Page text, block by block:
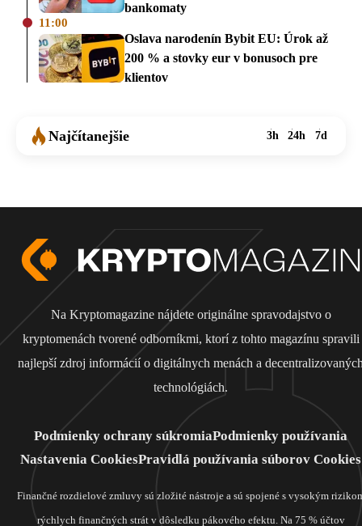
bankomaty
11:00
Oslava narodenín Bybit EU: Úrok až
200 % a stovky eur v bonusoch pre
klientov
Najčítanejšie 3h 24h 7d
Na Kryptomagazine nájdete originálne spravodajstvo o
kryptomenách tvorené odborníkmi, ktorí z tohto magazínu spravili
najlepší zdroj informácií o digitálnych menách a
technológiách.
Podmienky ochrany súkromiaPodmienky používania
Nastavenia CookiesPravidlá používania súborov Cookies
Finančné rozdielové zmluvy sú zložité nástroje a sú spojené s vysokým
rýchlych finančných strát v dôsledku pákového efektu. Na 75 % účtov